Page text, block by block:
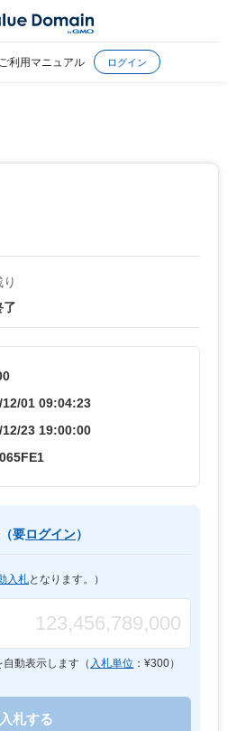
ご利用マニュアル ログイン
り
了
12/01 09:04:23
12/23 19:00:00
要ログイン）
入札となります。）
動表示します（ 入札単位 ：¥300）